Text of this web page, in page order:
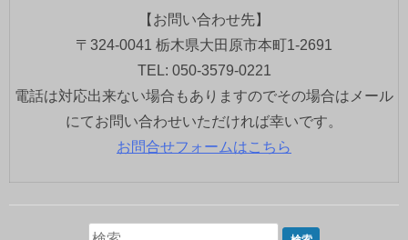
【お問い合わせ先】
〒324-0041 栃木県大田原市本町1-2691
TEL: 050-3579-0221
電話は対応出来ない場合もありますのでその場合はメール
にてお問い合わせいただければ幸いです。
お問合せフォームはこちら